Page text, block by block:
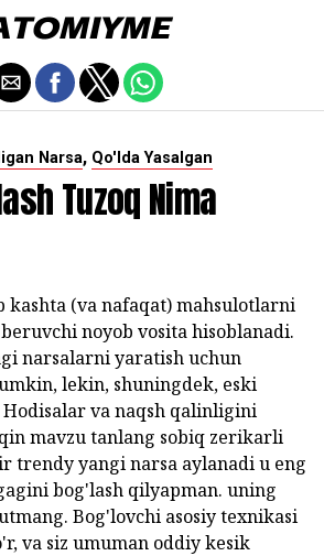
Narsa, Qo'lda Yasalgan
Tuzoq Nima
kashta (va nafaqat) mahsulotlarni
noyob vosita hisoblanadi.
narsalarni yaratish uchun
lekin, shuningdek, eski
va naqsh qalinligini
mavzu tanlang sobiq zerikarli
trendy yangi narsa aylanadi u eng
bog'lash qilyapman. uning
Bog'lovchi asosiy texnikasi
va siz umuman oddiy kesik